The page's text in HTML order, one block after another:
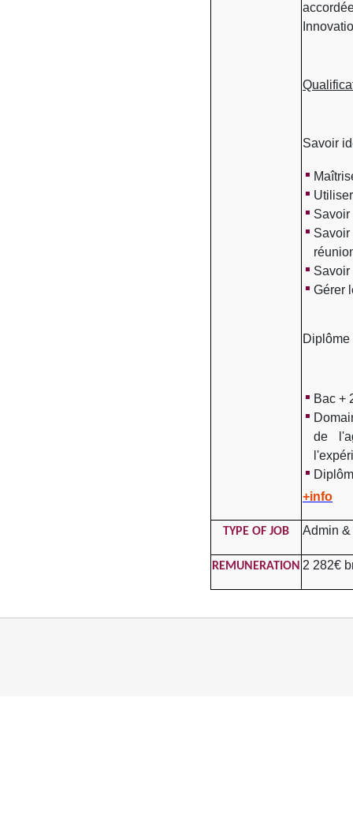
Savoir
Savoir
Savoir
Gérer
Diplôme
Bac +
de
+info
TYPE OF JOB Admin &
REMUNERATION 2 282€